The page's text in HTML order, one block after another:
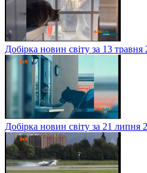
Добірка новин світу за 13 травня
Добірка новин світу за 21 липня